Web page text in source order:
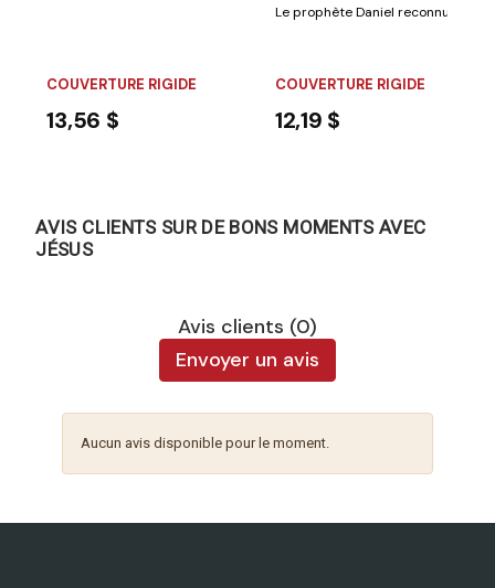
COUVERTURE RIGIDE
13,56 $
Le prophète Daniel reconnut et
COUVERTURE RIGIDE
12,19 $
AVIS CLIENTS SUR DE BONS MOMENTS AVEC
JÉSUS
Avis clients (0)
Envoyer un avis
Aucun avis disponible pour le moment.